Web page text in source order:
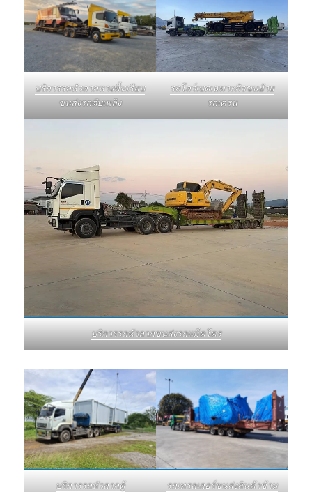
บริการรถหัวลากหางพื้นเรียบ
ขนส่งรถดับเพลิง
รถโลว์เบดเฉพาะกิจขนย้าย
รถเครน
บริการรถหัวลากขนส่งรถแม็คโคร
บริการรถหัวลากตู้
รถเทรลเลอร์ขนส่งสินค้าข้าม